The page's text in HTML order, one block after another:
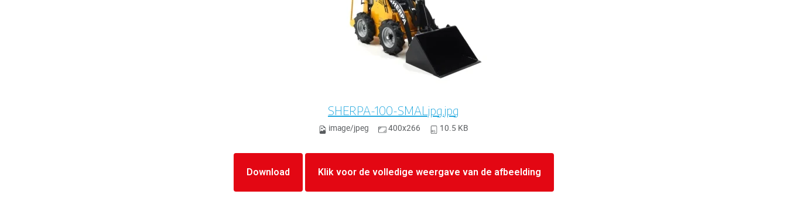
SHERPA-100-SMALjpg.jpg
image/jpeg 400x266 10.5 KB
Download Klik voor de volledige weergave van de afbeelding